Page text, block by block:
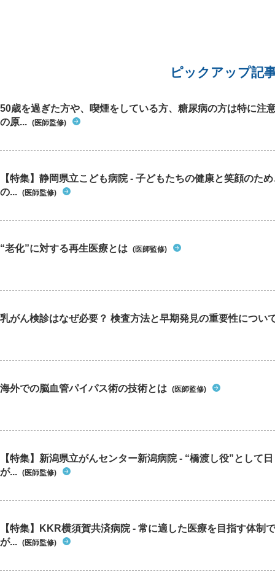
ピックアップ記
50歳を過ぎた方や、喫煙をしている方、糖尿病の方は特に注
の原... (医師監修)
【特集】静岡県立こども病院 - 子どもたちの健康と笑顔のた
の... (医師監修)
“老化”に対する再生医療とは (医師監修)
乳がん検診はなぜ必要？ 検査方法と早期発見の重要性につい
海外での脳血管パイパス術の技術とは (医師監修)
【特集】新潟県立がんセンター新潟病院 - “橋渡し役”として
が... (医師監修)
【特集】KKR横須賀共済病院 - 常に適した医療を目指す体制
が... (医師監修)